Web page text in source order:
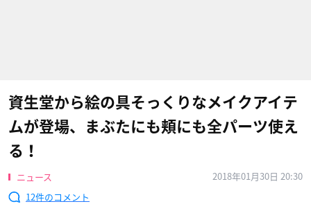
資生堂から絵の具そっくりなメイクアイテ
ムが登場、まぶたにも頬にも全パーツ使え
る！
ニュース
2018年01月30日 20:30
12